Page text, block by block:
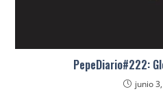
PepeDiario#222:
junio